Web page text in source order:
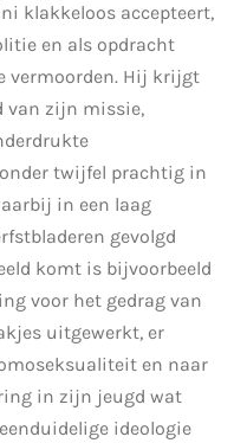
klakkeloos accepteert,
en als opdracht
vermoorden. Hij krijgt
van zijn missie,
twijfel prachtig in
in een laag
gevolgd
komt is bijvoorbeeld
voor het gedrag van
uitgewerkt, er
en naar
in zijn jeugd wat
ideologie